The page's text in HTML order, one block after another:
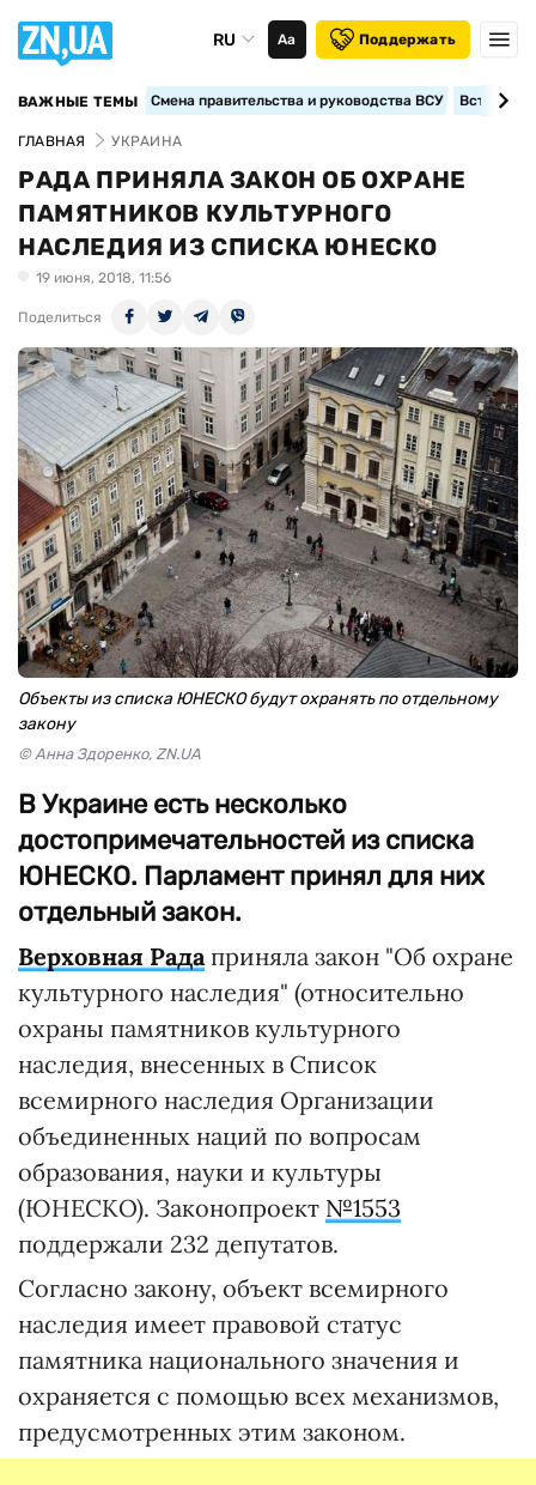
RU Аа Поддержать
ВАЖНЫЕ ТЕМЫ Смена правительства и руководства ВСУ
ГЛАВНАЯ УКРАИНА
РАДА ПРИНЯЛА ЗАКОН ОБ ОХРАНЕ
ПАМЯТНИКОВ КУЛЬТУРНОГО
НАСЛЕДИЯ ИЗ СПИСКА ЮНЕСКО
19 июня, 2018, 11:56
Поделиться
Объекты из списка ЮНЕСКО будут охранять по отдельному
закону
© Анна Здоренко, ZN.UA
В Украине есть несколько
достопримечательностей из списка
ЮНЕСКО. Парламент принял для них
отдельный закон.
Верховная Радаприняла закон "Об охране
культурного наследия" (относительно
охраны памятников культурного
наследия, внесенных в Список
всемирного наследия Организации
объединенных наций по вопросам
образования, науки и культуры
(ЮНЕСКО). Законопроект №1553
поддержали 232 депутатов.
Согласно закону, объект всемирного
наследия имеет правовой статус
памятника национального значения и
охраняется с помощью всех механизмов,
предусмотренных этим законом.